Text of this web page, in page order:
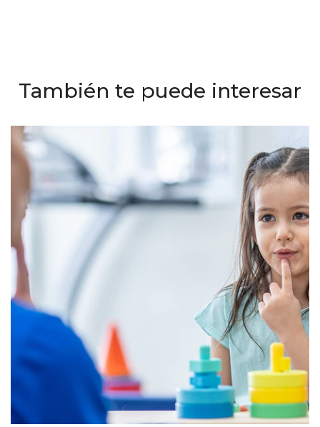
También te puede interesar